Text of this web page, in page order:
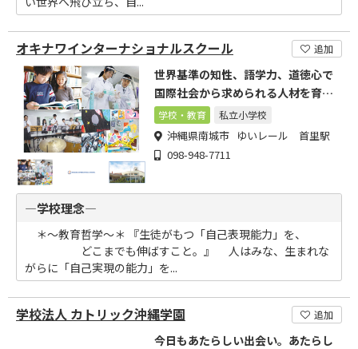
オキナワインターナショナルスクール 追加
世界基準の知性、語学力、道徳心で
国際社会から求められる人材を育て
ます
学校・教育 私立小学校
沖縄県南城市 ゆいレール 首里駅
098-948-7711
―学校理念―
＊～教育哲学～＊ 『生徒がもつ「自己表現能力」を、
どこまでも伸ばすこと。』 人はみな、生まれな
がらに「自己実現の能力」を...
学校法人 カトリック沖縄学園 追加
今日もあたらしい出会い。あたらし